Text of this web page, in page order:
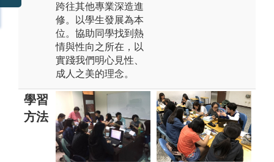
跨往其他專業深造進
修。以學生發展為本
位。協助同學找到熱
情與性向之所在，以
實踐我們明心見性、
成人之美的理念。
學習
方法